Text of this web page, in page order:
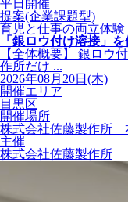
平日開催
提案(企業課題型)
育児と仕事の両立体験
「銀ロウ付け溶接」
【全体概要】 銀ロウ
作所だけ ...
2026年08月20日(木)
開催エリア
目黒区
開催場所
株式会社佐藤製作所
主催
株式会社佐藤製作所